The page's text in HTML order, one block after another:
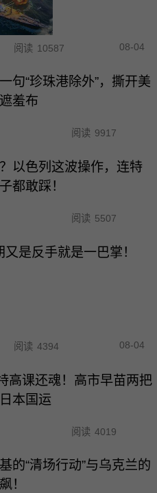
阅读 10587 08-04
句“珍珠港除外”，撕开美
羞布
阅读 9917
以色列这波操作，连特
都敢踩！
阅读 5507
是反手就是一巴掌！
阅读 4394 08-04
高课还魂！高市早苗两把
本国运
阅读 4019
的“清场行动”与乌克兰的
！